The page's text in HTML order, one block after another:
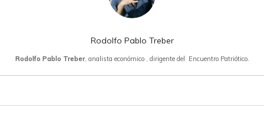
Rodolfo Pablo Treber
Rodolfo Pablo Treber, analista económico , dirigente del Encuentro Patriótico.